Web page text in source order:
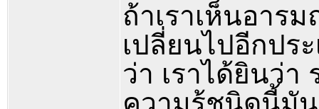
ถ้าเราเห็นอาร
เปลี่ยนไปอีกปร
ว่า เราได้ยินว่า